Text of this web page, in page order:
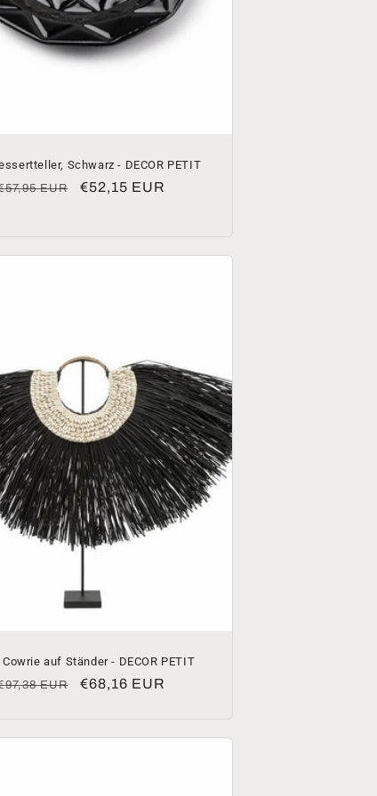
Schwarz - DECOR PETIT
EUR Verkaufspreis
€52,15 EUR
auf Ständer - DECOR PETIT
EUR Verkaufspreis
€68,16 EUR